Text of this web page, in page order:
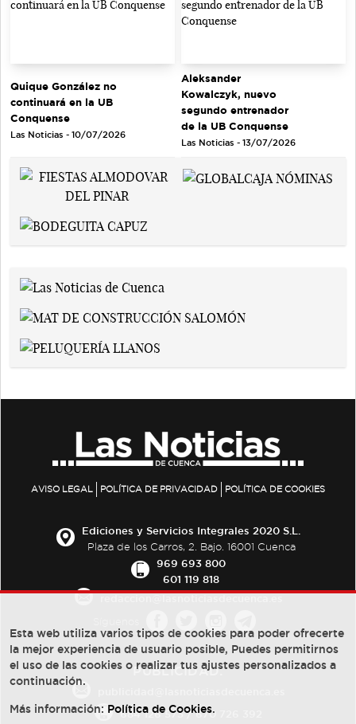
Quique González no
continuará en la UB
Conquense
Las Noticias - 10/07/2026
Aleksander
Kowalczyk, nuevo
segundo entrenador
de la UB Conquense
Las Noticias - 13/07/2026
AVISO LEGAL POLÍTICA DE PRIVACIDAD POLÍTICA DE COOKIES
Ediciones y Servicios Integrales 2020 S.L.
Plaza de los Carros, 2. Bajo. 16001 Cuenca
969 693 800
601 119 818
PUBLICIDAD:
684 126 573/670 726 392
Esta web utiliza varios tipos de cookies para poder ofrecerte
la mejor experiencia de usuario posible, Puedes permitirnos
el uso de las cookies o realizar tus ajustes personalizados a
continuación.
Más información: Política de Cookies.